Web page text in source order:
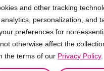
and other tracking
personalization, and
preferences for non-
otherwise affect the
the terms of our Privacy Policy.